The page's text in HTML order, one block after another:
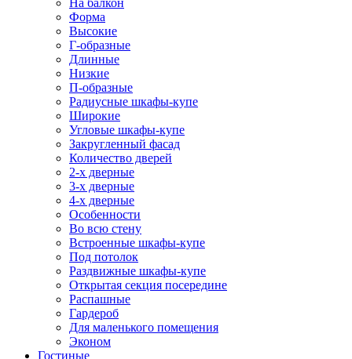
На балкон
Форма
Высокие
Г-образные
Длинные
Низкие
П-образные
Радиусные шкафы-купе
Широкие
Угловые шкафы-купе
Закругленный фасад
Количество дверей
2-х дверные
3-х дверные
4-х дверные
Особенности
Во всю стену
Встроенные шкафы-купе
Под потолок
Раздвижные шкафы-купе
Открытая секция посередине
Распашные
Гардероб
Для маленького помещения
Эконом
Гостиные